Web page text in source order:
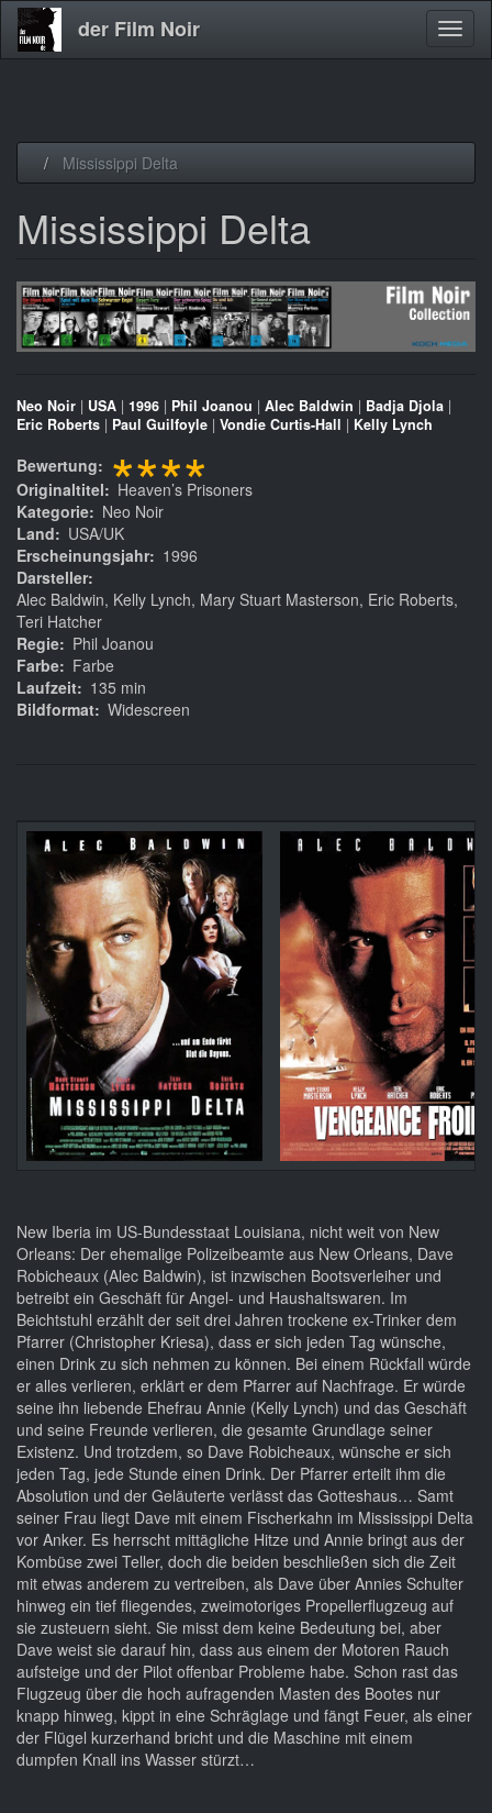
der Film Noir
Mississippi Delta
Mississippi Delta
Neo Noir | USA | 1996 | Phil Joanou | Alec Baldwin | Badja Djola |
Eric Roberts | Paul Guilfoyle | Vondie Curtis-Hall | Kelly Lynch
Bewertung ****
Originaltitel
Heaven’s Prisoners
Kategorie
Neo Noir
Land
USA/UK
Erscheinungsjahr
1996
Darsteller
Alec Baldwin, Kelly Lynch, Mary Stuart Masterson, Eric Roberts,
Teri Hatcher
Regie
Phil Joanou
Farbe
Farbe
Laufzeit
135 min
Bildformat Widescreen
New Iberia im US-Bundesstaat Louisiana, nicht weit von New
Orleans: Der ehemalige Polizeibeamte aus New Orleans, Dave
Robicheaux (Alec Baldwin), ist inzwischen Bootsverleiher und
betreibt ein Geschäft für Angel- und Haushaltswaren. Im
Beichtstuhl erzählt der seit drei Jahren trockene ex-Trinker dem
Pfarrer (Christopher Kriesa), dass er sich jeden Tag wünsche,
einen Drink zu sich nehmen zu können. Bei einem Rückfall würde
er alles verlieren, erklärt er dem Pfarrer auf Nachfrage. Er würde
seine ihn liebende Ehefrau Annie (Kelly Lynch) und das Geschäft
und seine Freunde verlieren, die gesamte Grundlage seiner
Existenz. Und trotzdem, so Dave Robicheaux, wünsche er sich
jeden Tag, jede Stunde einen Drink. Der Pfarrer erteilt ihm die
Absolution und der Geläuterte verlässt das Gotteshaus… Samt
seiner Frau liegt Dave mit einem Fischerkahn im Mississippi Delta
vor Anker. Es herrscht mittägliche Hitze und Annie bringt aus der
Kombüse zwei Teller, doch die beiden beschließen sich die Zeit
mit etwas anderem zu vertreiben, als Dave über Annies Schulter
hinweg ein tief fliegendes, zweimotoriges Propellerflugzeug auf
sie zusteuern sieht. Sie misst dem keine Bedeutung bei, aber
Dave weist sie darauf hin, dass aus einem der Motoren Rauch
aufsteige und der Pilot offenbar Probleme habe. Schon rast das
Flugzeug über die hoch aufragenden Masten des Bootes nur
knapp hinweg, kippt in eine Schräglage und fängt Feuer, als einer
der Flügel kurzerhand bricht und die Maschine mit einem
dumpfen Knall ins Wasser stürzt…